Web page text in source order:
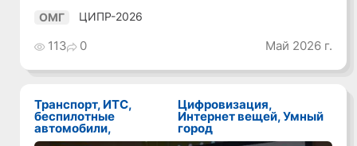
ОМГ ЦИПР-2026
113 0 Май 2026 г.
Транспорт, ИТС,
беспилотные
автомобили,
Цифровизация,
Интернет вещей, Умный
город